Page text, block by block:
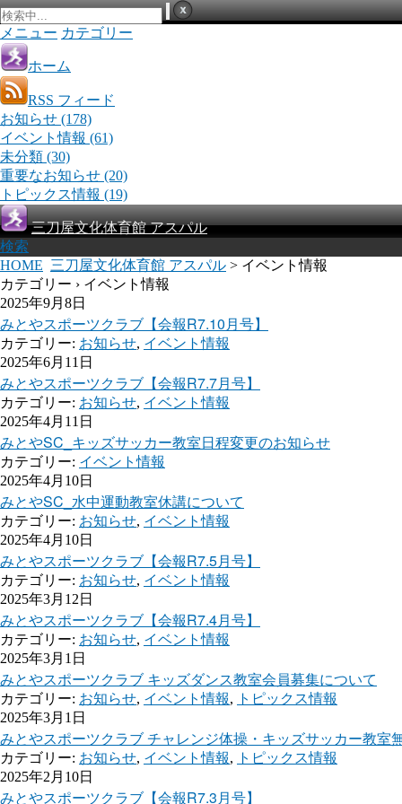
メニュー カテゴリー
ホーム
RSS フィード
お知らせ (178)
イベント情報 (61)
未分類 (30)
重要なお知らせ (20)
トピックス情報 (19)
三刀屋文化体育館 アスパル
検索
HOME 三刀屋文化体育館 アスパル > イベント情報
カテゴリー › イベント情報
2025年9月8日
みとやスポーツクラブ【会報R7.10月号】
カテゴリー: お知らせ, イベント情報
2025年6月11日
みとやスポーツクラブ【会報R7.7月号】
カテゴリー: お知らせ, イベント情報
2025年4月11日
みとやSC_キッズサッカー教室日程変更のお知らせ
カテゴリー: イベント情報
2025年4月10日
みとやSC_水中運動教室休講について
カテゴリー: お知らせ, イベント情報
2025年4月10日
みとやスポーツクラブ【会報R7.5月号】
カテゴリー: お知らせ, イベント情報
2025年3月12日
みとやスポーツクラブ【会報R7.4月号】
カテゴリー: お知らせ, イベント情報
2025年3月1日
みとやスポーツクラブ キッズダンス教室会員募集について
カテゴリー: お知らせ, イベント情報,
トピックス情報
2025年3月1日
みとやスポーツクラブ チャレンジ体操・キッズサッカー教室
カテゴリー: お知らせ, イベント情報,
トピックス情報
2025年2月10日
みとやスポーツクラブ【会報R7.3月号】